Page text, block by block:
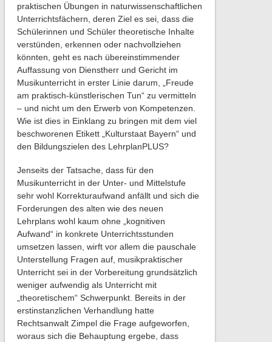
praktischen Übungen in naturwissenschaftlichen
Unterrichtsfächern, deren Ziel es sei, dass die
Schülerinnen und Schüler theoretische Inhalte
verstünden, erkennen oder nachvollziehen
könnten, geht es nach übereinstimmender
Auffassung von Dienstherr und Gericht im
Musikunterricht in erster Linie darum, „Freude
am praktisch-künstlerischen Tun“ zu vermitteln
– und nicht um den Erwerb von Kompetenzen.
Wie ist dies in Einklang zu bringen mit dem viel
beschworenen Etikett „Kulturstaat Bayern“ und
den Bildungszielen des LehrplanPLUS?
Jenseits der Tatsache, dass für den
Musikunterricht in der Unter- und Mittelstufe
sehr wohl Korrekturaufwand anfällt und sich die
Forderungen des alten wie des neuen
Lehrplans wohl kaum ohne „kognitiven
Aufwand“ in konkrete Unterrichtsstunden
umsetzen lassen, wirft vor allem die pauschale
Unterstellung Fragen auf, musikpraktischer
Unterricht sei in der Vorbereitung grundsätzlich
weniger aufwendig als Unterricht mit
„theoretischem“ Schwerpunkt. Bereits in der
erstinstanzlichen Verhandlung hatte
Rechtsanwalt Zimpel die Frage aufgeworfen,
woraus sich die Behauptung ergebe, dass